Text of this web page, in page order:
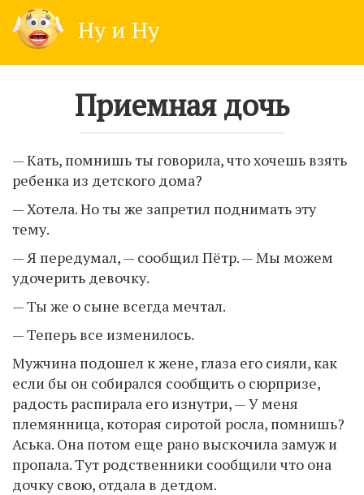
content
Ну и Ну
Приемная дочь
— Кать, помнишь ты говорила, что хочешь взять
ребенка из детского дома?
— Хотела. Но ты же запретил поднимать эту
тему.
— Я передумал, — сообщил Пётр. — Мы можем
удочерить девочку.
— Ты же о сыне всегда мечтал.
— Теперь все изменилось.
Мужчина подошел к жене, глаза его сияли, как
если бы он собирался сообщить о сюрпризе,
радость распирала его изнутри, — У меня
племянница, которая сиротой росла, помнишь?
Аська. Она потом еще рано выскочила замуж и
пропала. Тут родственники сообщили что она
дочку свою, отдала в детдом.